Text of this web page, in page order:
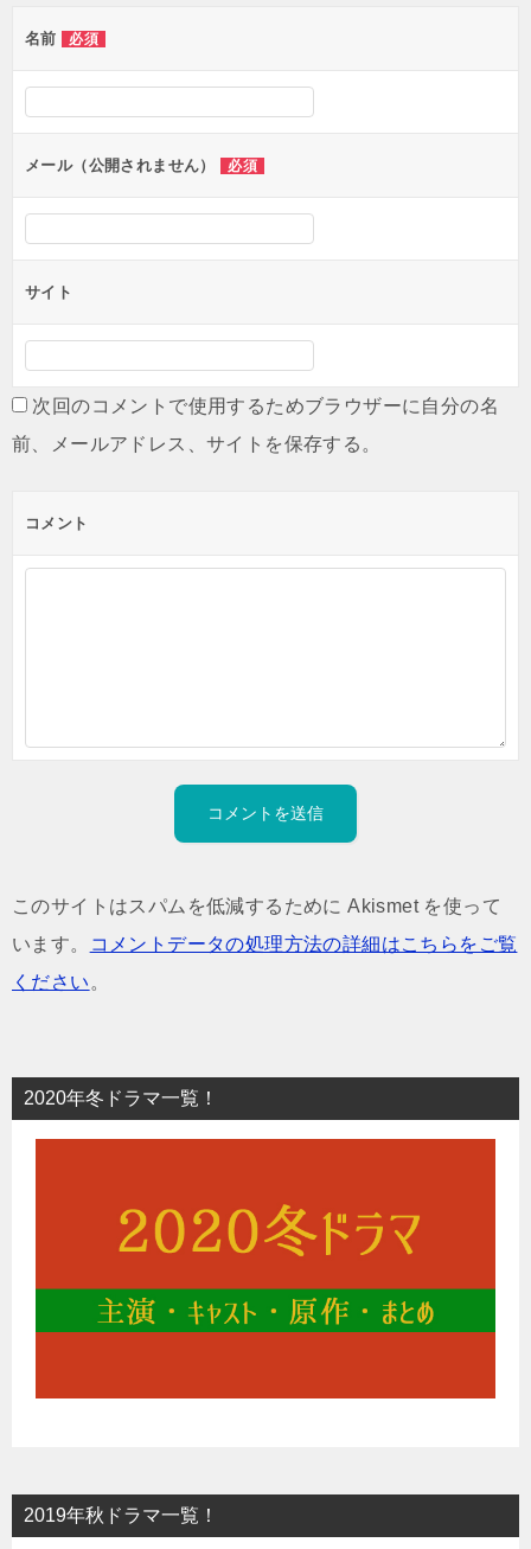
ー
シ
ン
名前 必須
メール（公開されません） 必須
サイト
次回のコメントで使用するためブラウザーに自分の名
前、メールアドレス、サイトを保存する。
コメント
このサイトはスパムを低減するために Akismet を使って
います。
コメントデータの処理方法の詳細はこちらをご覧
ください 。
2020年冬ドラマ一覧！
2019年秋ドラマ一覧！